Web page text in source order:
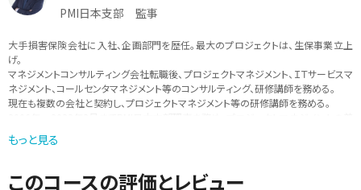
PMI日本支部 監事
大手損害保険会社に入社、企画部門を歴任。最大のプロジェクトは、生保事業立上
げ。
マネジメントコンサルティング会社転職後、プロジェクトマネジメント、ＩＴサービスマ
ネジメント、コールセンタマネジメント等のコンサルティング、研修講師を務める。
現在も複数の会社と契約し、プロジェクトマネジメント等の研修講師を務める。
及に努める。
2022年4月よりPMI日本支部監事に就任する。
門」などがある。
もっと見る
このコースの評価とレビュー